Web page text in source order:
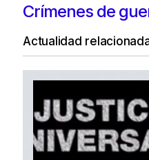
Crímenes de
Actualidad